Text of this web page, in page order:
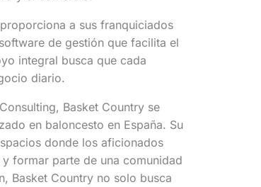
a sus franquiciados
de gestión que facilita el
integral busca que cada
diario.
Basket Country se
en baloncesto en España. Su
donde los aficionados
formar parte de una comunidad
Basket Country no solo busca